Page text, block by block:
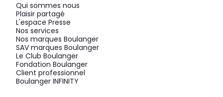
Qui sommes nous
Plaisir partagé
L'espace Presse
Nos services
Nos marques Boulanger
SAV marques Boulanger
Le Club Boulanger
Fondation Boulanger
Client professionnel
Boulanger INFINITY